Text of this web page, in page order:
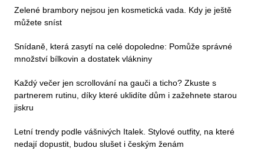
Zelené brambory nejsou jen kosmetická vada. Kdy je ještě
můžete sníst
Snídaně, která zasytí na celé dopoledne: Pomůže správné
množství bílkovin a dostatek vlákniny
Každý večer jen scrollování na gauči a ticho? Zkuste s
partnerem rutinu, díky které uklidíte dům i zažehnete starou
jiskru
Letní trendy podle vášnivých Italek. Stylové outfity, na které
nedají dopustit, budou slušet i českým ženám